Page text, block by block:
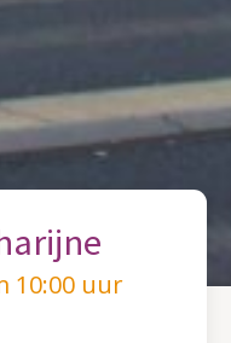
10:00 uur